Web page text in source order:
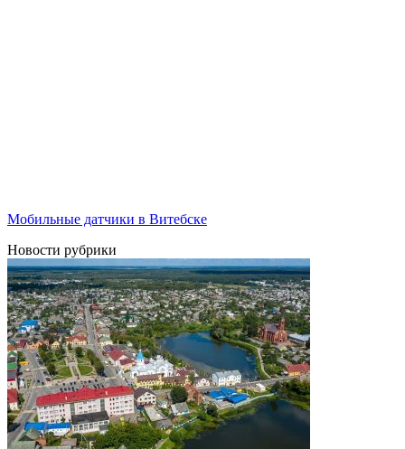
Мобильные датчики в Витебске
Новости рубрики